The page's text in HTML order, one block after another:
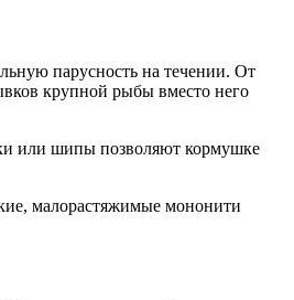
парусность на течении. От
крупной рыбы вместо него
или шипы позволяют кормушке
малорастяжимые мононити